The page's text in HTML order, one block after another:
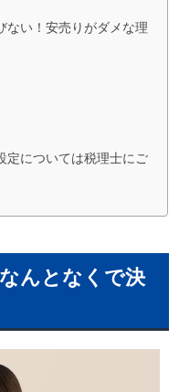
ない！安売りがダメな理
定については税理士にご
んとなくで決